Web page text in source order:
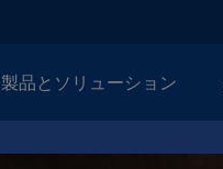
製品とソリューション